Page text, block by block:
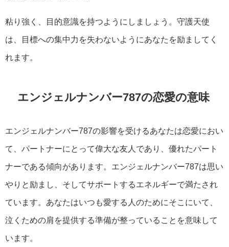
粘り強く、目的意識を持つようにしましょう。守護天使
は、目標への集中力を失わないようにあなたを励ましてく
れます。
エンジェルナンバー787の恋愛の意味
エンジェルナンバー787の影響を受けるあなたは恋愛におい
て、パートナーにとって偉大な友人であり、優れたパート
ナーである傾向があります。エンジェルナンバー787は思い
やりと励まし、そしてサポートするエネルギーで満たされ
ています。あなたはいつも愛する人のためにそこにいて、
泣くための肩を提供する準備が整っていることを意味して
います。